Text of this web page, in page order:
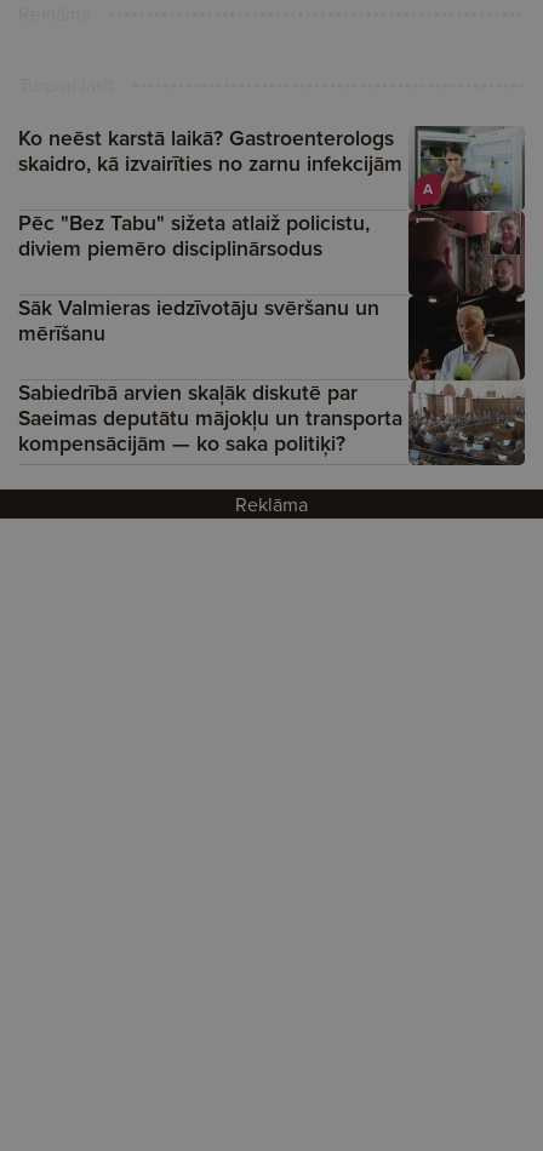
A
Ko neēst karstā laikā? Gastroenterologs
skaidro, kā izvairīties no zarnu infekcijām
Pēc "Bez Tabu" sižeta atlaiž policistu,
diviem piemēro disciplinārsodus
Sāk Valmieras iedzīvotāju svēršanu un
mērīšanu
Sabiedrībā arvien skaļāk diskutē par
Saeimas deputātu mājokļu un transporta
kompensācijām — ko saka politiķi?
Reklāma